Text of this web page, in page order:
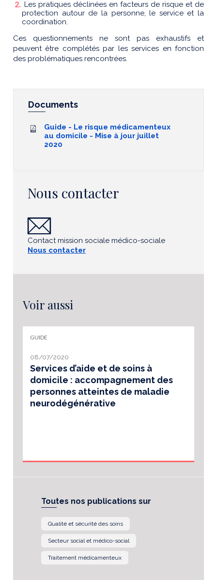
Les pratiques déclinées en facteurs de risque et de
protection autour de la personne, le service et la
coordination.
Ces questionnements ne sont pas exhaustifs et
peuvent être complétés par les services en fonction
des problématiques rencontrées.
Documents
Guide - Le risque médicamenteux
au domicile - Mise à jour juillet
2020
Nous contacter
Contact mission sociale médico-sociale
Nous contacter
Voir aussi
GUIDE
08/07/2020
Services d’aide et de soins à
domicile : accompagnement des
personnes atteintes de maladie
neurodégénérative
Toutes nos publications sur
Qualité et sécurité des soins
Secteur social et médico-social
Traitement médicamenteux